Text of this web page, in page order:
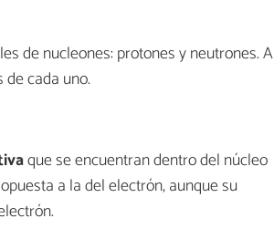
de nucleones: protones y neutrones. A
cada uno.
que se encuentran dentro del núcleo
a la del electrón, aunque su